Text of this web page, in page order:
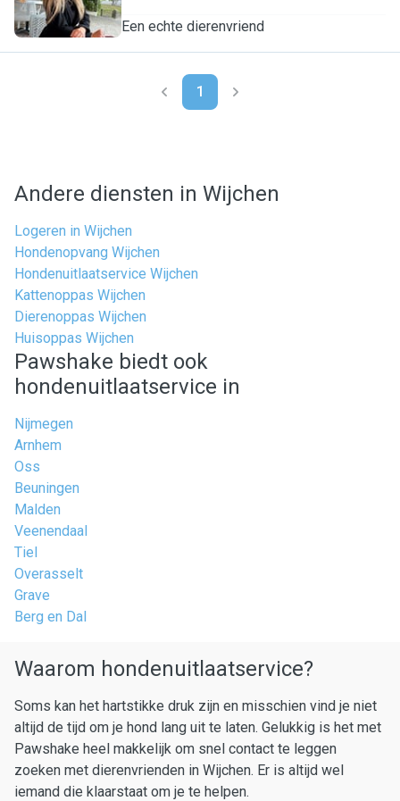
Een echte dierenvriend
1
Andere diensten in Wijchen
Logeren in Wijchen
Hondenopvang Wijchen
Hondenuitlaatservice Wijchen
Kattenoppas Wijchen
Dierenoppas Wijchen
Huisoppas Wijchen
Pawshake biedt ook
hondenuitlaatservice in
Nijmegen
Arnhem
Oss
Beuningen
Malden
Veenendaal
Tiel
Overasselt
Grave
Berg en Dal
Waarom hondenuitlaatservice?
Soms kan het hartstikke druk zijn en misschien vind je niet
altijd de tijd om je hond lang uit te laten. Gelukkig is het met
Pawshake heel makkelijk om snel contact te leggen
zoeken met dierenvrienden in Wijchen. Er is altijd wel
iemand die klaarstaat om je te helpen.